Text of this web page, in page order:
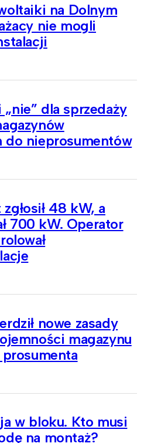
na Dolnym
nie mogli
„nie” dla sprzedaży
do nieprosumentów
48 kW, a
700 kW. Operator
nowe zasady
magazynu
w bloku. Kto musi
na montaż?